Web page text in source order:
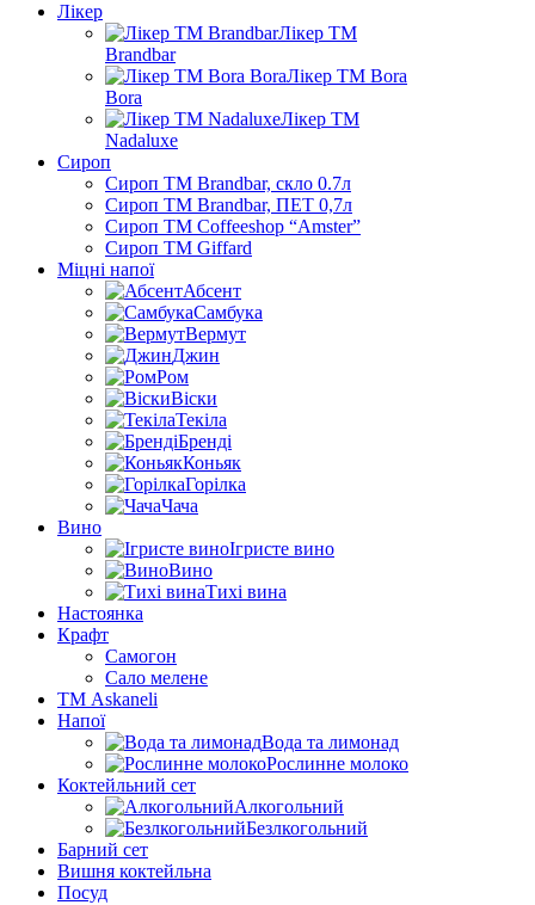
Лікер
Лікер ТМ
Brandbar
Лікер ТМ Bora
Bora
Лікер ТМ
Nadaluxe
Сироп
Сироп TM Brandbar, скло 0.7л
Сироп TM Brandbar, ПЕТ 0,7л
Сироп TM Coffeeshop “Amster”
Сироп TM Giffard
Міцні напої
Абсент
Самбука
Вермут
Джин
Ром
Віски
Текіла
Бренді
Коньяк
Горілка
Чача
Вино
Ігристе вино
Вино
Тихі вина
Настоянка
Крафт
Самогон
Сало мелене
ТМ Askaneli
Напої
Вода та лимонад
Рослинне молоко
Коктейльний сет
Алкогольний
Безлкогольний
Барний сет
Вишня коктейльна
Посуд